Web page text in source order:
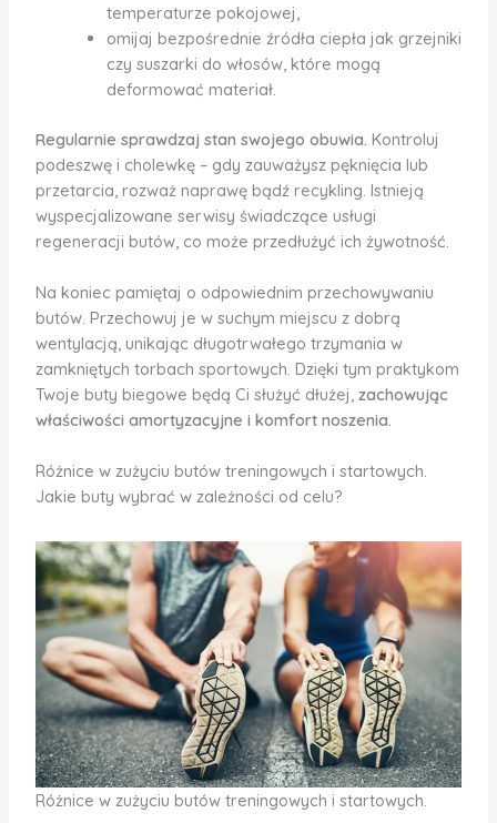
temperaturze pokojowej,
omijaj bezpośrednie źródła ciepła jak grzejniki
czy suszarki do włosów, które mogą
deformować materiał.
Regularnie sprawdzaj stan swojego obuwia. Kontroluj
podeszwę i cholewkę – gdy zauważysz pęknięcia lub
przetarcia, rozważ naprawę bądź recykling. Istnieją
wyspecjalizowane serwisy świadczące usługi
regeneracji butów, co może przedłużyć ich żywotność.
Na koniec pamiętaj o odpowiednim przechowywaniu
butów. Przechowuj je w suchym miejscu z dobrą
wentylacją, unikając długotrwałego trzymania w
zamkniętych torbach sportowych. Dzięki tym praktykom
Twoje buty biegowe będą Ci służyć dłużej, zachowując
właściwości amortyzacyjne i komfort noszenia.
Różnice w zużyciu butów treningowych i startowych.
Jakie buty wybrać w zależności od celu?
Różnice w zużyciu butów treningowych i startowych.